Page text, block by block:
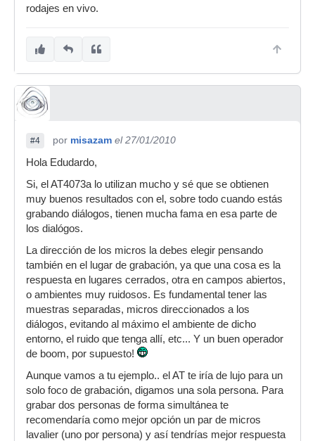
rodajes en vivo.
#4 por misazam el 27/01/2010
Hola Edudardo,
Si, el AT4073a lo utilizan mucho y sé que se obtienen
muy buenos resultados con el, sobre todo cuando estás
grabando diálogos, tienen mucha fama en esa parte de
los dialógos.
La dirección de los micros la debes elegir pensando
también en el lugar de grabación, ya que una cosa es la
respuesta en lugares cerrados, otra en campos abiertos,
o ambientes muy ruidosos. Es fundamental tener las
muestras separadas, micros direccionados a los
diálogos, evitando al máximo el ambiente de dicho
entorno, el ruido que tenga allí, etc... Y un buen operador
de boom, por supuesto!
Aunque vamos a tu ejemplo.. el AT te iría de lujo para un
solo foco de grabación, digamos una sola persona. Para
grabar dos personas de forma simultánea te
recomendaría como mejor opción un par de micros
lavalier (uno por persona) y así tendrías mejor respuesta